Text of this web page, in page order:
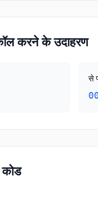
करने के उदाहरण
से